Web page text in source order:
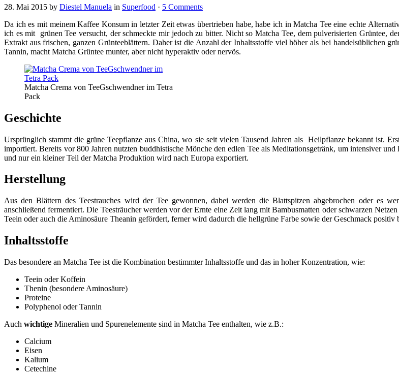
28. Mai 2015 by Diestel Manuela in Superfood · 5 Comments
Da ich es mit meinem Kaffee Konsum in letzter Zeit etwas übertrieben habe, habe ich in Matcha Tee eine echte
ich es mit grünen Tee versucht, der schmeckte mir jedoch zu bitter. Nicht so Matcha Tee, dem pulverisierten Grüntee,
Extrakt aus frischen, ganzen Grünteeblättern. Daher ist die Anzahl der Inhaltsstoffe viel höher als bei handelsüblichen
Tannin, macht Matcha Grüntee munter, aber nicht hyperaktiv oder nervös.
Matcha Crema von TeeGschwendner im Tetra
Pack
Geschichte
Ursprünglich stammt die grüne Teepflanze aus China, wo sie seit vielen Tausend Jahren als Heilpflanze bekannt ist.
importiert. Bereits vor 800 Jahren nutzten buddhistische Mönche den edlen Tee als Meditationsgetränk, um intensiver
und nur ein kleiner Teil der Matcha Produktion wird nach Europa exportiert.
Herstellung
Aus den Blättern des Teestrauches wird der Tee gewonnen, dabei werden die Blattspitzen abgebrochen oder es
anschließend fermentiert. Die Teesträucher werden vor der Ernte eine Zeit lang mit Bambusmatten oder schwarzen
Teein oder auch die Aminosäure Theanin gefördert, ferner wird dadurch die hellgrüne Farbe sowie der Geschmack
Inhaltsstoffe
Das besondere an Matcha Tee ist die Kombination bestimmter Inhaltsstoffe und das in hoher Konzentration, wie:
Teein oder Koffein
Thenin (besondere Aminosäure)
Proteine
Polyphenol oder Tannin
Auch wichtige Mineralien und Spurenelemente sind in Matcha Tee enthalten, wie z.B.:
Calcium
Eisen
Kalium
Cetechine